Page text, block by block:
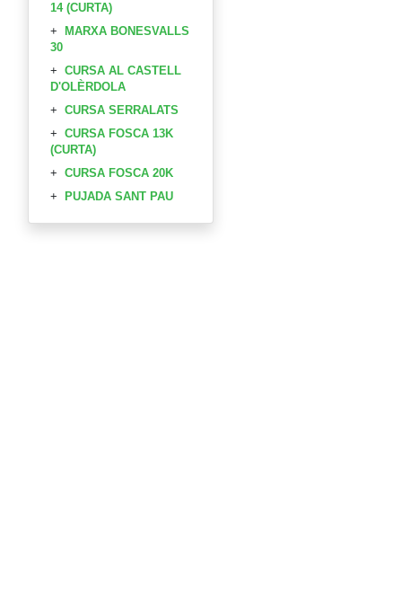
14 (CURTA)
MARXA BONESVALLS
30
CURSA AL CASTELL
D'OLÈRDOLA
CURSA SERRALATS
CURSA FOSCA 13K
(CURTA)
CURSA FOSCA 20K
PUJADA SANT PAU